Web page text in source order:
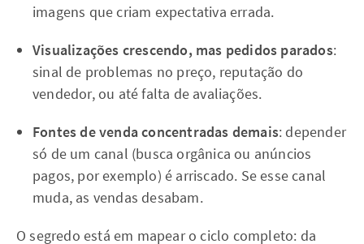
imagens que criam expectativa errada.
Visualizações crescendo, mas pedidos parados:
sinal de problemas no preço, reputação do
vendedor, ou até falta de avaliações.
Fontes de venda concentradas demais: depender
só de um canal (busca orgânica ou anúncios
pagos, por exemplo) é arriscado. Se esse canal
muda, as vendas desabam.
O segredo está em mapear o ciclo completo: da